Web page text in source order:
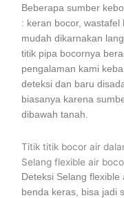
Beberapa sumber
: keran bocor,
mudah dikarnakan
titik pipa bocornya
pengalaman kami
deteksi dan baru
biasanya karena
dibawah tanah.
Titik titik bocor air
Selang flexible air
Deteksi Selang
benda keras, bisa jadi